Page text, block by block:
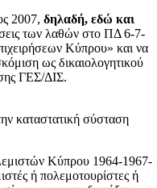
2007, δηλαδή, εδώ και
των λαθών στο ΠΔ 6-7-
Κύπρου» και να
ως δικαιολογητικού
ΓΕΣ/ΔΙΣ.
καταστατική σύσταση
Κύπρου 1964-1967-
ή πολεμοτουρίστες ή